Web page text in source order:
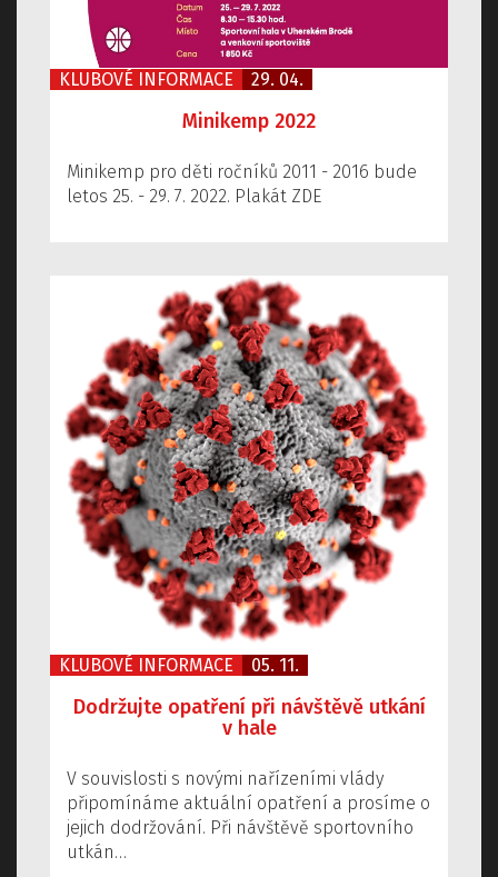
KLUBOVÉ INFORMACE 29. 04.
Minikemp 2022
Minikemp pro děti ročníků 2011 - 2016 bude
letos 25. - 29. 7. 2022. Plakát ZDE
KLUBOVÉ INFORMACE 05. 11.
Dodržujte opatření při návštěvě utkání
v hale
V souvislosti s novými nařízeními vlády
připomínáme aktuální opatření a prosíme o
jejich dodržování. Při návštěvě sportovního
utkán…